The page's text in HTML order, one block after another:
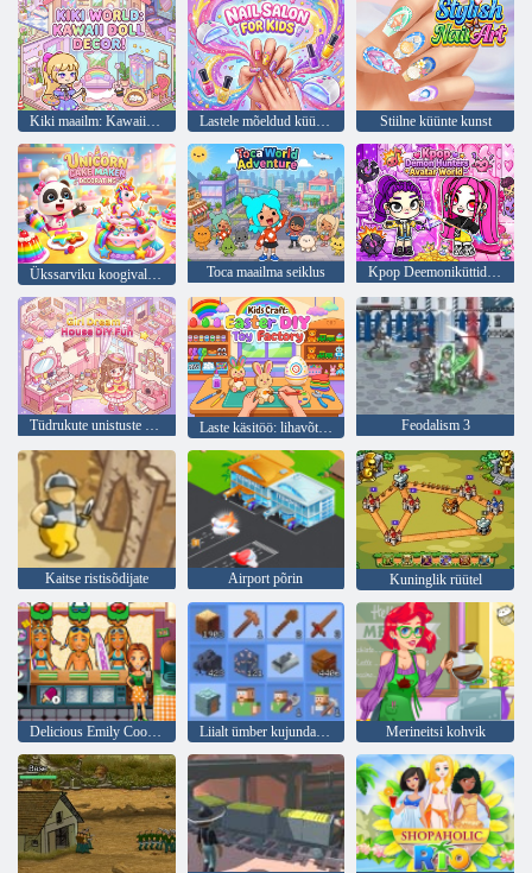
Kiki maailm: Kawaii nukukaunistus! Lastele mõeldud küünesalong Stiilne küünte kunst
Toca maailma seiklus Kpop Deemoniküttide Avatarimaailm
Tüdrukute unistuste maja DIY lõbus Laste käsitöö: lihavõttepühade isetegemise mänguasjatehas Feodalism 3
Kaitse ristisõdijate Airport põrin Kuninglik rüütel
Delicious Emily Cook & Go Liialt ümber kujundatud Merineitsi kohvik